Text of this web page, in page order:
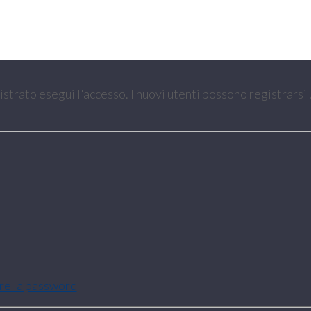
esegui l'accesso. I nuovi utenti possono
la password